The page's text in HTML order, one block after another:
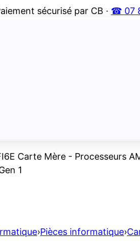
sécurisé par CB · ☎ 07
Carte Mère - Processeurs
1
›Pièces informatique›